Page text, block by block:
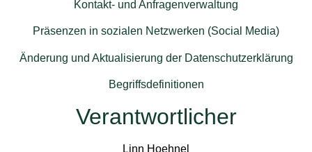
Kontakt- und Anfragenverwaltung
Präsenzen in sozialen Netzwerken (Social Media)
Änderung und Aktualisierung der Datenschutzerklärung
Begriffsdefinitionen
Verantwortlicher
Linn Hoehnel